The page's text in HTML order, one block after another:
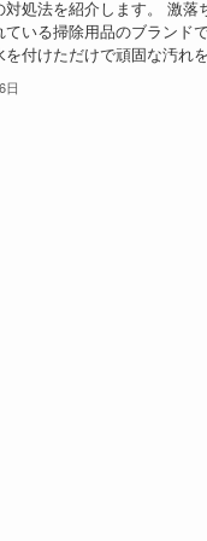
対処法を紹介します。 激落
いる掃除用品のブランド
付けただけで頑固な汚れ
日